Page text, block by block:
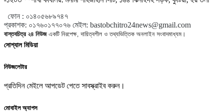
ফোন : ০১৪০৫৬৮৯৭৪৭
প্রকাশক: ০১৭৬০১৭৭০৭৬ মেইল: bastobchitro24news@gmail.com
বাস্তবচিত্র ২৪ নিউজএকটি নিরপেক্ষ, দায়িত্বশীল ও তথ্যভিত্তিক অনলাইন সংবাদমাধ্যম।
সোশ্যাল মিডিয়া
নিউজলেটার
প্রতিদিন মেইলে আপডেট পেতে সাবস্ক্রাইব করুন।
মোবাইল অ্যাপস